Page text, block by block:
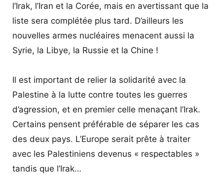
l’Irak, l’Iran et la Corée, mais en avertissant que la
liste sera complétée plus tard. D’ailleurs les
nouvelles armes nucléaires menacent aussi la
Syrie, la Libye, la Russie et la Chine !
Il est important de relier la solidarité avec la
Palestine à la lutte contre toutes les guerres
d’agression, et en premier celle menaçant l’Irak.
Certains pensent préférable de séparer les cas
des deux pays. L’Europe serait prête à traiter
avec les Palestiniens devenus « respectables »
tandis que l’Irak…